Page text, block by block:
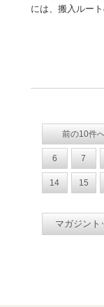
には、搬入ルー
前の10件
6 7
14 15
マガジント